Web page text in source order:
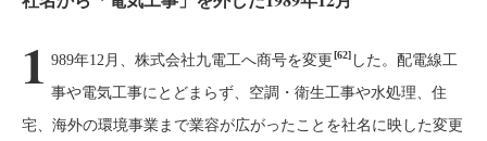
1 989年12月、株式会社九電工へ商号を変更 [62] した。配電線工
事や電気工事にとどまらず、空調・衛生工事や水処理、住
宅、海外の環境事業まで業容が広がったことを社名に映した変更